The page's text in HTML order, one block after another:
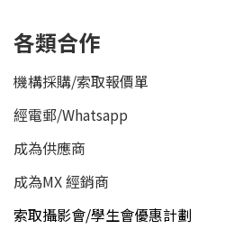
各類合作
機構採購/索取報價單
經電郵/Whatsapp
成為供應商
成為MX 經銷商
索取攝影會/學生會優惠計劃